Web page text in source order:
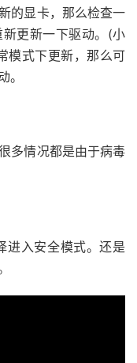
显卡，那么检查一
更新一下驱动。(小
模式下更新，那么可
。
情况都是由于病毒
入安全模式。还是